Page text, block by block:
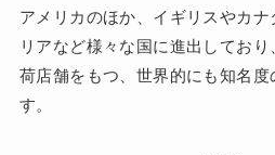
アメリカのほか、イギリスやカ
リアなど様々な国に進出してお
荷店舗をもつ、世界的にも知名
す。